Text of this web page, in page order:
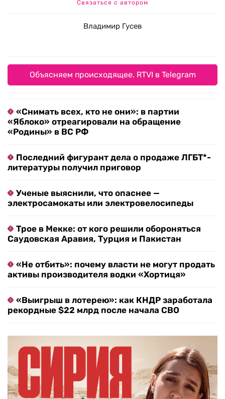
Связаться с автором
Владимир Гусев
Объясняем происходящее. RTVI в Telegram
«Снимать всех, кто не они»: в партии
«Яблоко» отреагировали на обращение
«Родины» в ВС РФ
Последний фигурант дела о продаже ЛГБТ*-
литературы получил приговор
Ученые выяснили, что опаснее —
электросамокаты или электровелосипеды
Трое в Мекке: от кого решили обороняться
Саудовская Аравия, Турция и Пакистан
«Не отбить»: почему власти не могут продать
активы производителя водки «Хортиця»
«Выигрыш в лотерею»: как КНДР заработала
рекордные $22 млрд после начала СВО